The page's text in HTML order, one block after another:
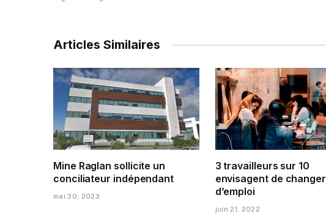
Articles Similaires
Mine Raglan sollicite un
conciliateur indépendant
mai 30, 2023
3 travailleurs sur 10
envisagent de changer
d’emploi
juin 21, 2022